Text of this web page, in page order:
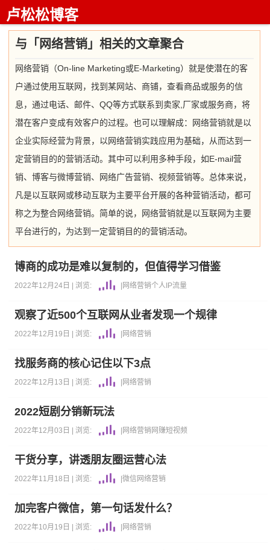
卢松松博客
与「网络营销」相关的文章聚合
网络营销（On-line Marketing或E-Marketing）就是使潜在的客
户通过使用互联网，找到某网站、商铺，查看商品或服务的信
息，通过电话、邮件、QQ等方式联系到卖家,厂家或服务商，将
潜在客户变成有效客户的过程。也可以理解成：网络营销就是以
企业实际经营为背景，以网络营销实践应用为基础，从而达到一
定营销目的的营销活动。其中可以利用多种手段，如E-mail营
销、博客与微博营销、网络广告营销、视频营销等。总体来说，
凡是以互联网或移动互联为主要平台开展的各种营销活动，都可
称之为整合网络营销。简单的说，网络营销就是以互联网为主要
平台进行的，为达到一定营销目的的营销活动。
博商的成功是难以复制的，但值得学习借鉴
2022年12月24日 | 浏览: 网络营销个人IP流量
观察了近500个互联网从业者发现一个规律
2022年12月19日 | 浏览: 网络营销
找服务商的核心记住以下3点
2022年12月13日 | 浏览: 网络营销
2022短剧分销新玩法
2022年12月03日 | 浏览: 网络营销 网赚短视频
干货分享，讲透朋友圈运营心法
2022年11月18日 | 浏览: |微信网络营销
加完客户微信，第一句话发什么？
2022年10月19日 | 浏览: 网络营销